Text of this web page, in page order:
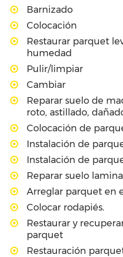
Barnizado
Colocación
Restaurar parquet
humedad
Pulir/limpiar
Cambiar
Reparar suelo de
roto, astillado,
Colocación de
Instalación de
Instalación de
Reparar suelo
Arreglar parquet en
Colocar rodapiés.
Restaurar y
parquet
Restauración